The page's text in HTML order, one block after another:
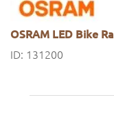
OSRAM LED Bike
ID: 131200